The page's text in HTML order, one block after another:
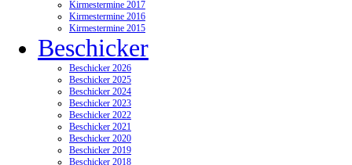
Kirmestermine 2017
Kirmestermine 2016
Kirmestermine 2015
Beschicker
Beschicker 2026
Beschicker 2025
Beschicker 2024
Beschicker 2023
Beschicker 2022
Beschicker 2021
Beschicker 2020
Beschicker 2019
Beschicker 2018